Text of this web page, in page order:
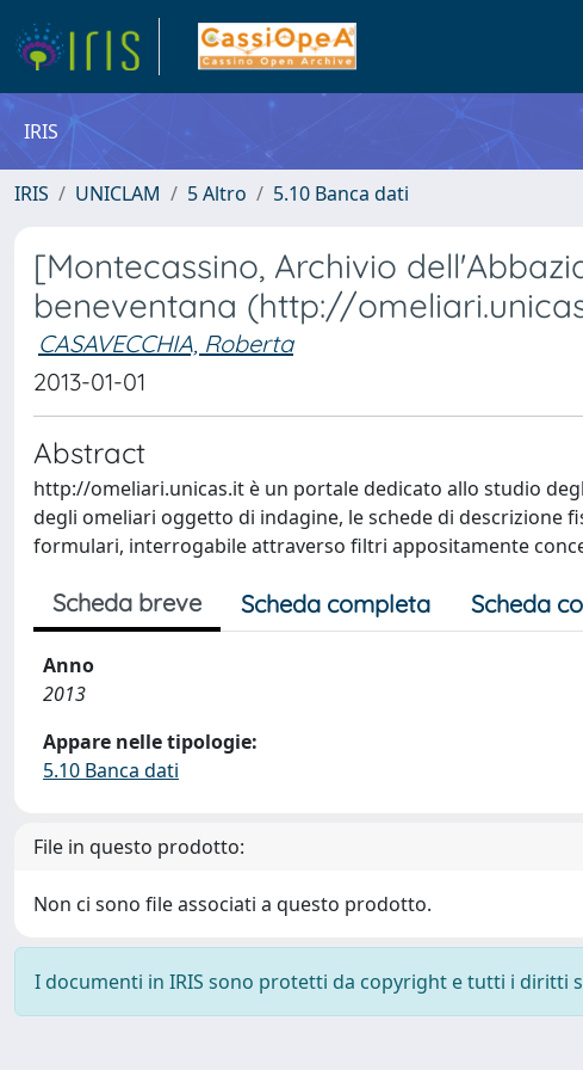
IRIS
IRIS UNICLAM 5 Altro 5.10 Banca dati
[Montecassino, Archivio
beneventana (http://
CASAVECCHIA, Roberta
2013-01-01
Abstract
http://omeliari.unicas.it è un portale dedicato allo studio
degli omeliari oggetto di indagine, le schede di descrizione
formulari, interrogabile attraverso filtri appositamente
Scheda breve Scheda completa Scheda
Anno
2013
Appare nelle tipologie:
5.10 Banca dati
File in questo prodotto:
Non ci sono file associati a questo prodotto.
I documenti in IRIS sono protetti da copyright e tutti i diritti